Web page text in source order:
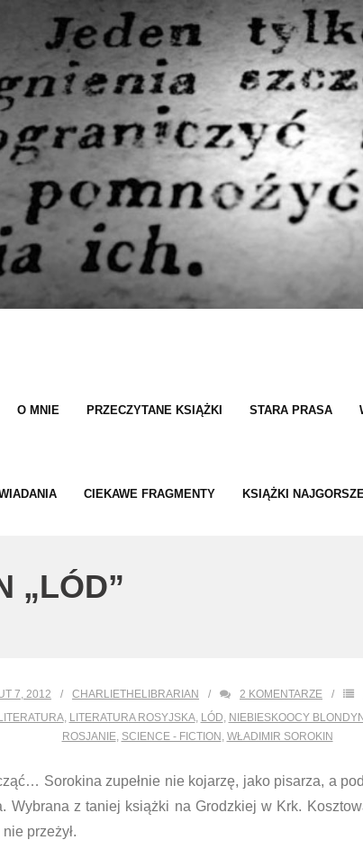
O MNIE PRZECZYTANE KSIĄŻKI STARA PRASA
CIEKAWE FRAGMENTY KSIĄŻKI NAJGORSZE
„LÓD”
7, 2012 CHARLIETHELIBRARIAN 2 KOMENTARZE
, LITERATURA ROSYJSKA, LÓD NIEBIESKOOCY
ROSJANIE, SCIENCE - FICTION WŁADIMIR SOROKIN
Sorokina zupełnie nie kojarzę, jako pisarza, a
Wybrana z taniej książki na Grodzkiej w Krk.
przeżył.